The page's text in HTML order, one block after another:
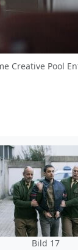
Creative Pool
Bild 17